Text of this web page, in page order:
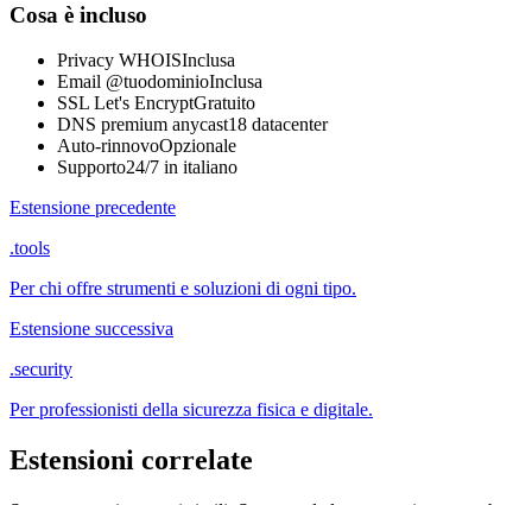
Cosa è incluso
Privacy WHOISInclusa
Email @tuodominioInclusa
SSL Let's EncryptGratuito
DNS premium anycast18 datacenter
Auto-rinnovoOpzionale
Supporto24/7 in italiano
Estensione precedente
.tools
Per chi offre strumenti e soluzioni di ogni tipo.
Estensione successiva
.security
Per professionisti della sicurezza fisica e digitale.
Estensioni correlate